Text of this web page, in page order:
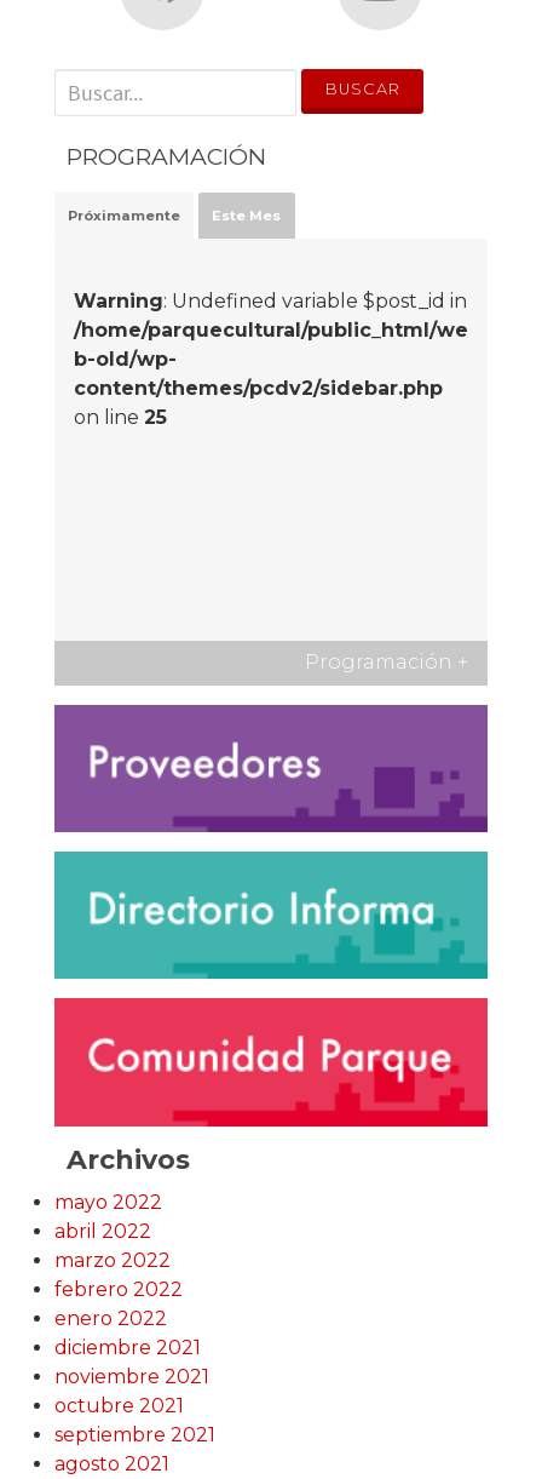
' . __('Search for:') . '
PROGRAMACIÓN
Próximamente Este Mes
Warning: Undefined variable $post_id in
/home/parquecultural/public_html/we
b-old/wp-
content/themes/pcdv2/sidebar.php
on line 25
Programación +
Archivos
mayo 2022
abril 2022
marzo 2022
febrero 2022
enero 2022
diciembre 2021
noviembre 2021
octubre 2021
septiembre 2021
agosto 2021